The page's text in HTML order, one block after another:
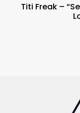
Titi Freak –